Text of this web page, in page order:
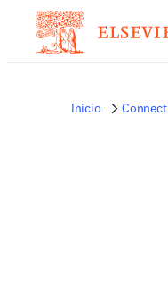
Inicio Connect